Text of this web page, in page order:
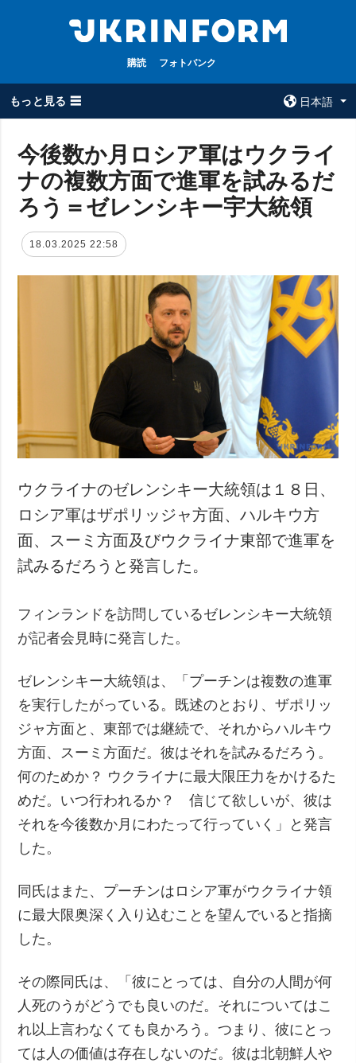
購読 フォトバンク
もっと見る ☰
日本語
全てのトピック
戦争
政治
経済・復興
事故・緊急事態
ウクルインフォ
ルム
ウクルインフォル
追加
特集
インタビュー
写真
動画
サービス
購読
フォトバンク
今後数か月ロシア軍はウクライ
ナの複数方面で進軍を試みるだ
ろう＝ゼレンシキー宇大統領
18.03.2025 22:58
ウクライナのゼレンシキー大統領は１８日、
ロシア軍はザポリッジャ方面、ハルキウ方
面、スーミ方面及びウクライナ東部で進軍を
試みるだろうと発言した。
フィンランドを訪問しているゼレンシキー大統領
が記者会見時に発言した。
ゼレンシキー大統領は、「プーチンは複数の進軍
を実行したがっている。既述のとおり、ザポリッ
ジャ方面と、東部では継続で、それからハルキウ
方面、スーミ方面だ。彼はそれを試みるだろう。
何のためか？ ウクライナに最大限圧力をかけるた
めだ。いつ行われるか？ 信じて欲しいが、彼は
それを今後数か月にわたって行っていく」と発言
した。
同氏はまた、プーチンはロシア軍がウクライナ領
に最大限奥深く入り込むことを望んでいると指摘
した。
その際同氏は、「彼にとっては、自分の人間が何
人死のうがどうでも良いのだ。それについてはこ
れ以上言わなくても良かろう。つまり、彼にとっ
ては人の価値は存在しないのだ。彼は北朝鮮人や